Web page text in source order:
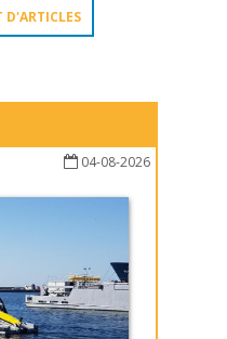
D'ARTICLES
04-08-2026